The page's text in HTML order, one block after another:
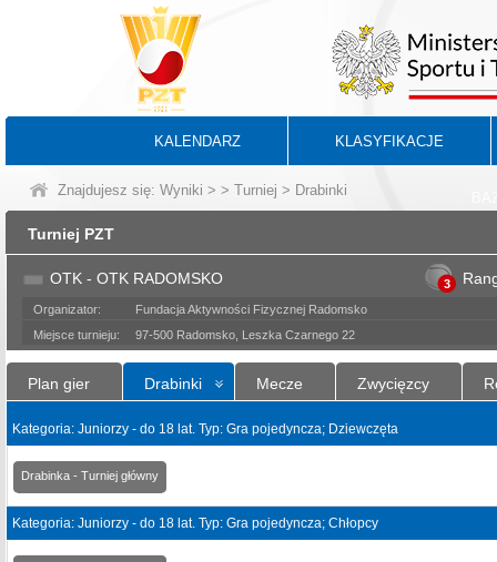
KALENDARZ KLASYFIKACJE
Znajdujesz się: Wyniki > > Turniej > Drabinki
Turniej PZT
OTK - OTK RADOMSKO 3
Organizator:
Fundacja Aktywności Fizycznej Radomsko
Miejsce turnieju:
97-500 Radomsko, Leszka Czarnego 22
Plan gier Drabinki Mecze Zwycięzcy
Kategoria: Juniorzy - do 18 lat. Typ: Gra pojedyncza; Dziewczęta
Drabinka - Turniej główny
Kategoria: Juniorzy - do 18 lat. Typ: Gra pojedyncza; Chłopcy